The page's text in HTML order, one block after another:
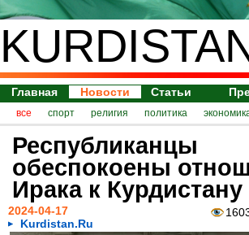
Главная Новости Статьи
все спорт религия политика
Республиканцы
обеспокоены
Ирака к Курдистану
2024-04-17
Kurdistan.Ru